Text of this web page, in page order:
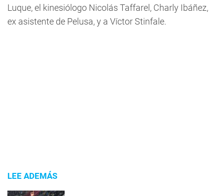
Luque, el kinesiólogo Nicolás Taffarel, Charly Ibáñez,
ex asistente de Pelusa, y a Víctor Stinfale.
LEE ADEMÁS